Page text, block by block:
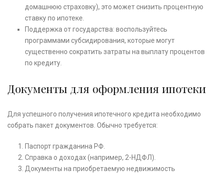
домашнюю страховку), это может снизить процентную
ставку по ипотеке.
Поддержка от государства: воспользуйтесь
программами субсидирования, которые могут
существенно сократить затраты на выплату процентов
по кредиту.
Документы для оформления ипотеки
Для успешного получения ипотечного кредита необходимо
собрать пакет документов. Обычно требуется:
Паспорт гражданина РФ.
Справка о доходах (например, 2-НДФЛ).
Документы на приобретаемую недвижимость